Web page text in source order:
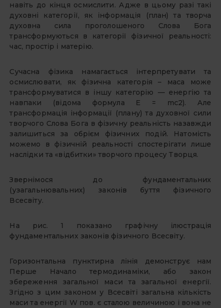
навіть до кінця осмислити. Адже в цьому разі такі
духовні категорії, як інформація (план) та творча
духовна сила проголошеного Слова Бога
трансформуються в категорії фізичної реальності:
час, простір і матерію.
Сучасна фізика намагається інтерпретувати та
осмислювати, як фізична категорія – маса може
трансформуватися в іншу категорію — енергію та
навпаки (відома формула Е = mс2). Але
трансформація інформації (плану) та духовної сили
творчого Слова Бога в фізичну реальність назавжди
залишиться за обрієм фізичних подій. Натомість
можемо в фізичній реальності спостерігати лише
наслідки та «відбитки» творчого процесу Творця.
Звернімося до фундаментальних
(узагальнювальних) законів буття фізичного
Всесвіту.
На рис. 1 показано графічну ілюстрація
фундаментальних законів фізичного Всесвіту.
Горизонтальна пунктирна лінія демонструє нам
Перше Начало термодинаміки, або закон
збереження загальної маси та загальної енергії.
Згідно з цим законом у Всесвіті загальна кількість
маси та енергії W пов. є сталою величиною і вона не